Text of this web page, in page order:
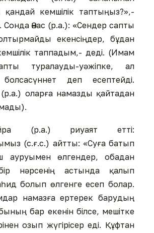
қандай кемшілік таптыңыз?»,-
Әнас (р.а.): «Сендер сапты
екенсіңдер, бұдан
таппадым,- деді. (Имам
туралауды-уәжіпке, ал
деп есептейді.
(р.а.) оларға намазды қайтадан
(р.а.) риуаят етті:
(с.ғ.с.) айтты: «Суға батып
ауруымен өлгендер, обадан
нәрсенің астында қалып
болып өлгенге есеп болар.
намазға ертерек барудың
бар екенін білсе, мешітке
озып жүгірісер еді. Құфтан